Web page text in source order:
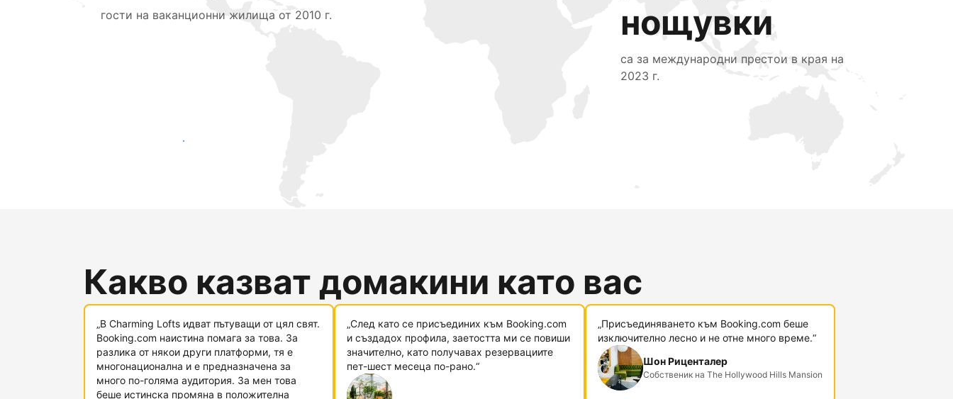
гости на ваканционни жилища от 2010 г.
нощувки
са за международни престои в края на
2023 г.
Достигнете до нови гости днес
Какво казват домакини като вас
„В Charming Lofts идват пътуващи от цял свят.
Booking.com наистина помага за това. За
разлика от някои други платформи, тя е
многонационална и е предназначена за
много по-голяма аудитория. За мен това
беше истинска промяна в положителна
„След като се присъединих към Booking.com
и създадох профила, заетостта ми се повиши
значително, като получавах резервациите
пет-шест месеца по-рано.“
„Присъединяването към Booking.com беше
изключително лесно и не отне много време.“
Шон Риценталер
Собственик на The Hollywood Hills Mansion